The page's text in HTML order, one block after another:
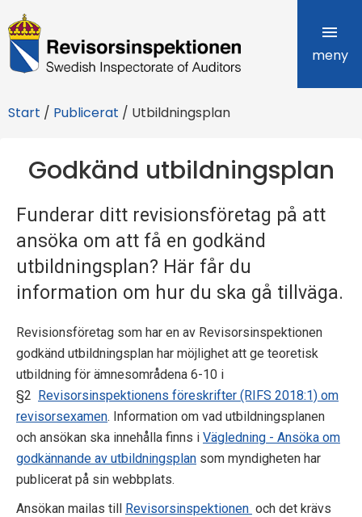
R
e
i
s
n
s
p
e
k
meny
Start / Publicerat / Utbildningsplan
Godkänd utbildningsplan
Funderar ditt revisionsföretag på att
ansöka om att få en godkänd
utbildningsplan? Här får du
information om hur du ska gå tillväga.
Revisionsföretag som har en av Revisorsinspektionen
godkänd utbildningsplan har möjlighet att ge teoretisk
utbildning för ämnesområdena 6-10 i
§2 Revisorsinspektionens föreskrifter (RIFS 2018:1) om
revisorsexamen. Information om vad utbildningsplanen
och ansökan ska innehålla finns i Vägledning - Ansöka om
godkännande av utbildningsplan som myndigheten har
publicerat på sin webbplats.
Ansökan mailas till Revisorsinspektionen och det krävs